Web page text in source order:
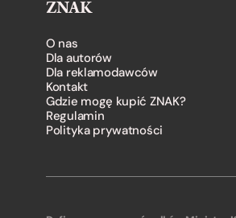
ZNAK
O nas
Dla autorów
Dla reklamodawców
Kontakt
Gdzie mogę kupić ZNAK?
Regulamin
Polityka prywatności